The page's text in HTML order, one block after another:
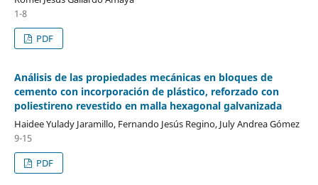
1-8
PDF
Análisis de las propiedades mecánicas en bloques de
cemento con incorporación de plástico, reforzado con
poliestireno revestido en malla hexagonal galvanizada
Haidee Yulady Jaramillo, Fernando Jesús Regino, July Andrea Gómez
9-15
PDF